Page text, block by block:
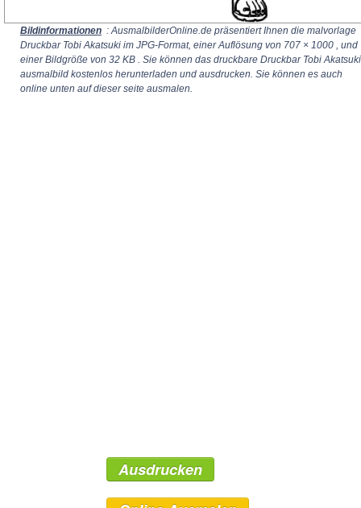
Bildinformationen : AusmalbilderOnline.de präsentiert Ihnen die malvorlage
Druckbar Tobi Akatsuki im JPG-Format, einer Auflösung von 707 × 1000 , und
einer Bildgröße von 32 KB . Sie können das druckbare Druckbar Tobi Akatsuki
ausmalbild kostenlos herunterladen und ausdrucken. Sie können es auch
online unten auf dieser seite ausmalen.
Ausdrucken